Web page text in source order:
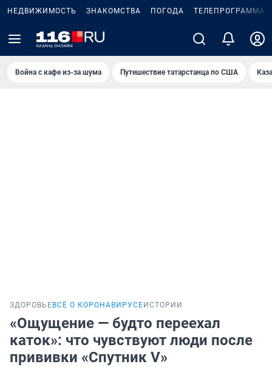
НЕДВИЖИМОСТЬ ЗНАКОМСТВА ПОГОДА ТЕЛЕПРОГРАММА
Война с кафе из-за шума Путешествие татарстанца по США
ЗДОРОВЬЕ ВСЁ О КОРОНАВИРУСЕ ИСТОРИИ
«Ощущение — будто переехал
каток»: что чувствуют люди после
прививки «Спутник V»